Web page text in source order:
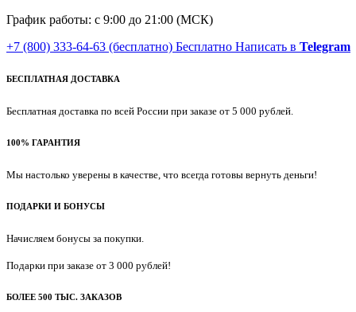
График работы: с 9:00 до 21:00 (МСК)
+7 (800) 333-64-63 (бесплатно) Бесплатно Написать в Telegram
БЕСПЛАТНАЯ ДОСТАВКА
Бесплатная доставка по всей России при заказе от 5 000 рублей.
100% ГАРАНТИЯ
Мы настолько уверены в качестве, что всегда готовы вернуть деньги!
ПОДАРКИ И БОНУСЫ
Начисляем бонусы за покупки.
Подарки при заказе от 3 000 рублей!
БОЛЕЕ 500 ТЫС. ЗАКАЗОВ